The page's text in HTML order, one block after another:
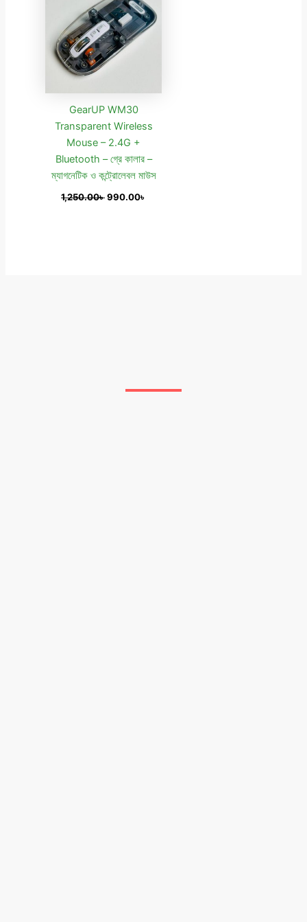
GearUP WM30
Transparent Wireless
Mouse – 2.4G +
Bluetooth – গ্রে কালার –
ম্যাগনেটিক ও কন্ট্রোলেবল মাউস
1,250.00৳990.00৳